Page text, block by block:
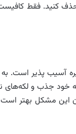
کنید. فقط
آسیب پذیر است. به
خود جذب و لکه‌های
این مشکل بهتر است